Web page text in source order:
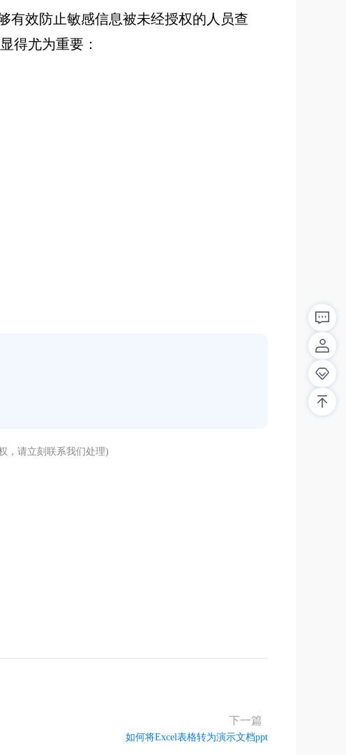
有效防止敏感信息被未经授权的人员查
得尤为重要：
，请立刻联系我们处理)
下一篇
如何将Excel表格转为演示文档ppt